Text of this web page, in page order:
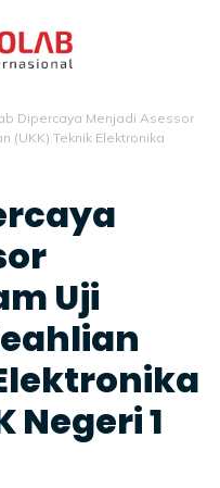
Dipercaya Menjadi Asessor
(UKK) Teknik Elektronika
Uji
Negeri 1